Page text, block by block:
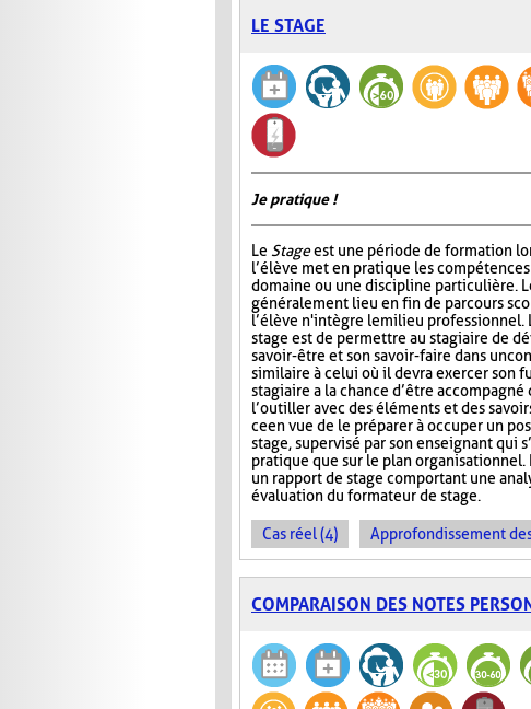
LE STAGE
Je pratique !
Le Stageest une période de formation
l’élève met en pratique les
domaine ou une discipline particulière.
généralement lieu en fin de parcours
l’élève n'intègre le milieu professionnel.
stage est de permettre au stagiaire de
savoir-être et son savoir-faire dans un
similaire à celui où il devra exercer son
stagiaire a la chance d’être
l’outiller avec des éléments et des
ce en vue de le préparer à occuper un
stage, supervisé par son enseignant qui
pratique que sur le plan
un rapport de stage comportant une
évaluation du formateur de stage.
Cas réel (4) Approfondissement
COMPARAISON DES NOTES